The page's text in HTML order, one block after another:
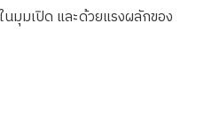
นมุมเปิด และด้วยแรงผลักของ